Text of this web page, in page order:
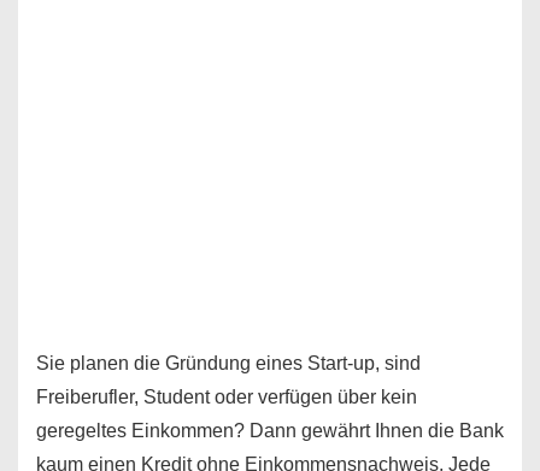
Sie planen die Gründung eines Start-up, sind
Freiberufler, Student oder verfügen über kein
geregeltes Einkommen? Dann gewährt Ihnen die Bank
kaum einen Kredit ohne Einkommensnachweis. Jede